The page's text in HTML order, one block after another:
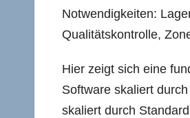
Notwendigkeiten:
Qualitätskontrolle,
Hier zeigt sich eine
Software skaliert
skaliert durch